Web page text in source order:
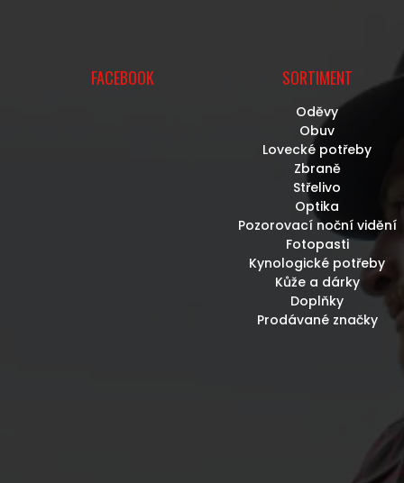
FACEBOOK SORTIMENT
Oděvy
Obuv
Lovecké potřeby
Zbraně
Střelivo
Optika
Pozorovací noční vidění
Fotopasti
Kynologické potřeby
Kůže a dárky
Doplňky
Prodávané značky